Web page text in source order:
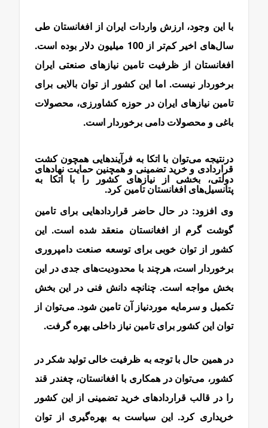
با این وجود، ارزش واردات ایران از افغانستان طی
سال‌های اخیر کم‌تر از 100 میلیون دلار بوده است.
افغانستان از ظرفیت تامین نیازهای صنعتی ایران
برخوردار نیست. اما این کشور از توان بالایی برای
تامین نیازهای ایران در حوزه کشاورزی، محصولات
باغی و محصولات دامی برخوردار است.
درنتیجه می‌توان با اتکا به فرآیندهایی همچون کشت
قراردادی و خرید تضمینی و همچنین حمایت نهادهای
دولتی، بخشی از نیازهای کشور را با اتکا به
پتانسیل‌های افغانستان تامین کرد.
وی افزود: در حال حاضر قراردادهایی برای تامین
گوشت گرم از افغانستان منعقد شده است. این
کشور از توان خوبی برای توسعه صنعت دامپروری
برخوردار است، هرچند با محدودیت‌های جدی در این
بخش مواجه است. چنانچه دانش فنی در این بخش
تکمیل و سرمایه موردنیاز آن تامین شود. می‌توان از
توان این کشور برای تامین نیاز داخلی بهره گرفت.
در همین حال با توجه به ظرفیت خالی تولید شکر در
کشور، می‌توان در همکاری با افغانستان، چغندر قند
را در قالب قراردادهای خرید تضمینی از این کشور
خریداری کرد. این سیاست به بهره‌گیری از توان